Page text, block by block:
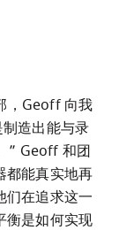
，Geoff 向我
造出能与录
” Geoff 和团
都能真实地再
们在追求这一
衡是如何实现